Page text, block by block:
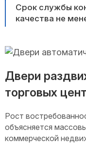
Срок службы
качества не
Двери
торговых
Рост
объясняется
коммерческой